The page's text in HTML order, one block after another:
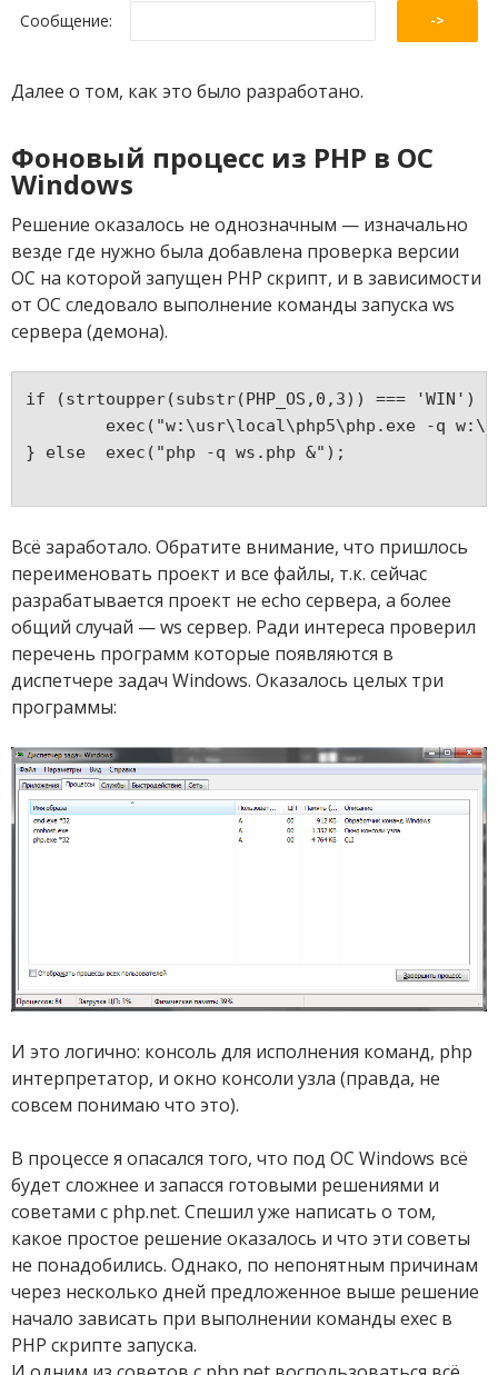
Сообщение:
Далее о том, как это было разработано.
Фоновый процесс из PHP в ОС
Windows
Решение оказалось не однозначным — изначально
везде где нужно была добавлена проверка версии
ОС на которой запущен PHP скрипт, и в зависимости
от ОС следовало выполнение команды запуска ws
сервера (демона).
if (strtoupper(substr(PHP_OS,0,3)) === 'WIN') {
exec("w:\usr\local\php5\php.exe -q
} else	exec("php -q ws.php &");
Всё заработало. Обратите внимание, что пришлось
переименовать проект и все файлы, т.к. сейчас
разрабатывается проект не echo сервера, а более
общий случай — ws сервер. Ради интереса проверил
перечень программ которые появляются в
диспетчере задач Windows. Оказалось целых три
программы:
И это логично: консоль для исполнения команд, php
интерпретатор, и окно консоли узла (правда, не
совсем понимаю что это).
В процессе я опасался того, что под ОС Windows всё
будет сложнее и запасся готовыми решениями и
советами с php.net. Спешил уже написать о том,
какое простое решение оказалось и что эти советы
не понадобились. Однако, по непонятным причинам
через несколько дней предложенное выше решение
начало зависать при выполнении команды exec в
PHP скрипте запуска.